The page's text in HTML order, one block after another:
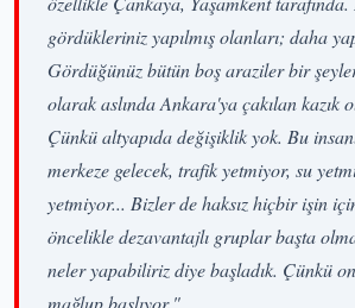
gördükleriniz yapılmış olanları; daha
Gördüğünüz bütün boş araziler bir
olarak aslında Ankara'ya çakılan kazık
Çünkü altyapıda değişiklik yok. Bu
merkeze gelecek, trafik yetmiyor, su
yetmiyor... Bizler de haksız hiçbir işin
öncelikle dezavantajlı gruplar başta
neler yapabiliriz diye başladık. Çünkü
mağlup başlıyor."